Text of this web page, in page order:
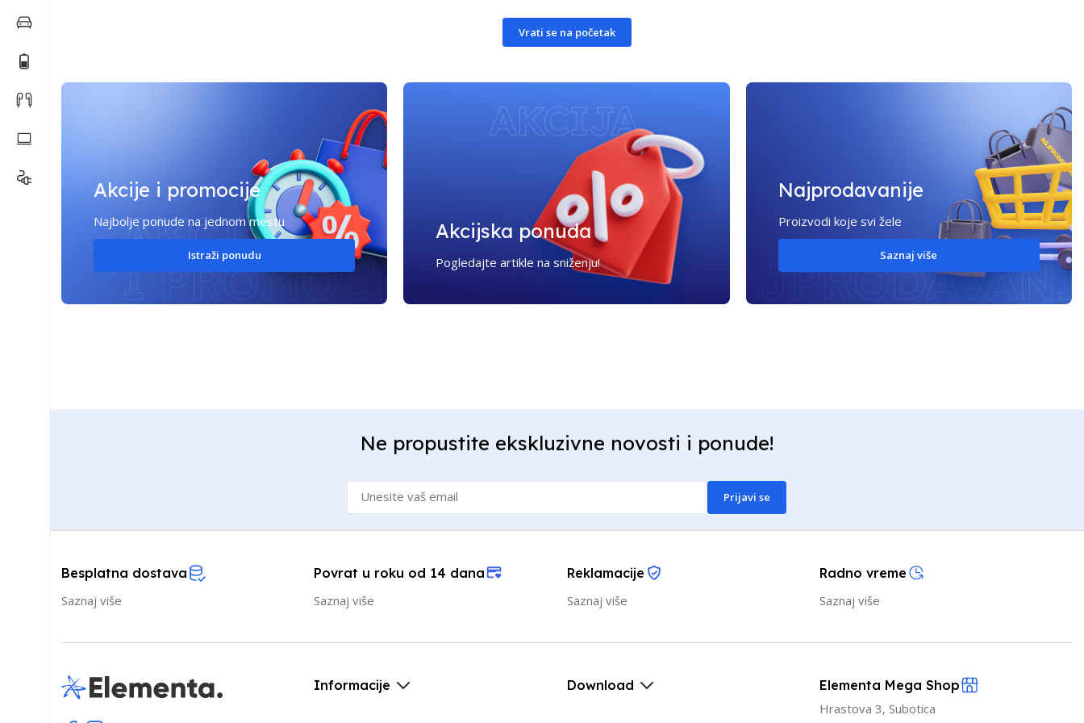
Vrati se na početak
Akcije i promocije
Najbolje ponude na jednom mestu
Istraži ponudu
Akcijska ponuda
Pogledajte artikle na sniženju!
Najprodavanije
Proizvodi koje svi žele
Saznaj više
Ne propustite ekskluzivne novosti i ponude!
Prijavi se
Besplatna dostava
Saznaj više
Povrat u roku od 14 dana
Saznaj više
Reklamacije
Saznaj više
Radno vreme
Saznaj više
Informacije Download
Elementa Mega Shop
Hrastova 3, Subotica